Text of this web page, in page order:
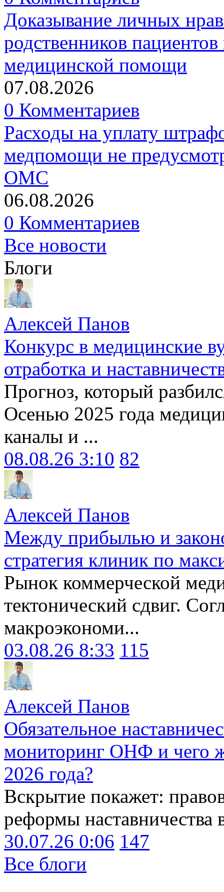
Доказывание личных
родственников
медицинской помощи
07.08.2026
0 Комментариев
Расходы на уплату
медпомощи не
ОМС
06.08.2026
0 Комментариев
Все новости
Блоги
Алексей Панов
Конкурс в медицинские
отработка и
Прогноз, который
Осенью 2025 года
каналы и ...
08.08.26 3:10 82
Алексей Панов
Между прибылью и
стратегия клиник по
Рынок коммерческой
тектонический сдвиг.
макроэкономи...
03.08.26 8:33 115
Алексей Панов
Обязательное
мониторинг ОНФ и чего
2026 года?
Вскрытие покажет:
реформы наставничества
30.07.26 0:06 147
Все блоги